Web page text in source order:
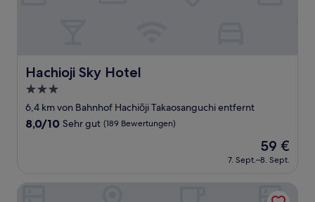
Hachioji Sky Hotel
Hachioji Sky Hotel
3.0-
Sterne-
Unterkunft
6,4 km von Bahnhof Hachiōji Takaosanguchi entfernt
8.0
(189
8,0/10 Sehr gut (189 Bewertungen)
Der
Preis
beträgt
59 €
7. Sept.–8. Sept.